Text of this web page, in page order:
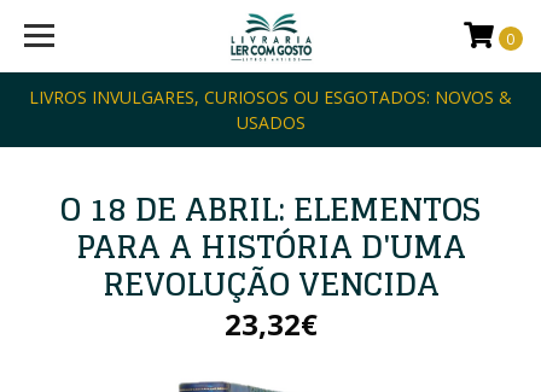
LIVROS INVULGARES, CURIOSOS OU ESGOTADOS: NOVOS &
USADOS
0
O 18 DE ABRIL: ELEMENTOS
PARA A HISTÓRIA D'UMA
REVOLUÇÃO VENCIDA
23,32€